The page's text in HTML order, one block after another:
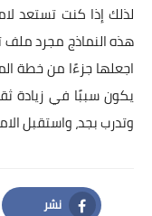
هذه النماذج مجرد ملف
اجعلها جزءًا من خطة
يكون سببًا في زيادة
وتدرب بجد، واستقبل
نشر